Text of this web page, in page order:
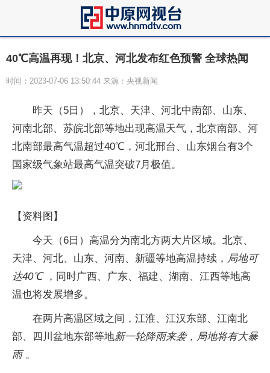
40℃高温再现！北京、河北发布红色预警 全球热闻
时间：2023-07-06 13:50:44 来源：央视新闻
昨天（5日），北京、天津、河北中南部、山东、
河南北部、苏皖北部等地出现高温天气，北京南部、河
北南部最高气温超过40℃，河北邢台、山东烟台有3个
国家级气象站最高气温突破7月极值。
【资料图】
今天（6日）高温分为南北方两大片区域。北京、
天津、河北、山东、河南、新疆等地高温持续， 局地可
达40℃，同时广西、广东、福建、湖南、江西等地高
温也将发展增多。
在两片高温区域之间，江淮、江汉东部、江南北
部、四川盆地东部等地新一轮降雨来袭，局地将有大暴
雨。